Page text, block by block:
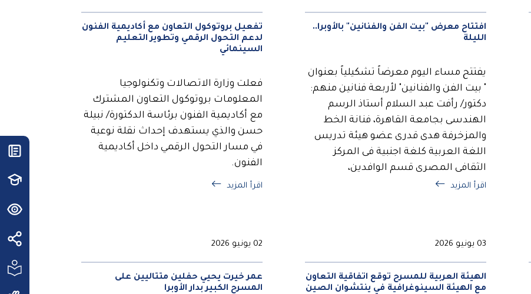
افتتاح معرض "بيت الفن والفنانين" بالأوبرا..
الليلة
يفتتح مساء اليوم معرضاً تشكيلياً بعنوان
" بيت الفن والفنانين" لأربعة فنانين منهم:
دكتور/ رأفت عبد السلام أستاذ الرسم
الهندسى بجامعة القاهرة، فنانة الخط
والمزخرفة هدى قدرى عضو هيئة تدريس
اللغة العربية كلغة اجنبية فى المركز
الثقافى المصرى قسم الوافدين،
اقرأ المزيد
تفعيل بروتوكول التعاون مع أكاديمية الفنون
لدعم التحول الرقمي وتطوير التعليم
السينمائي
فعلت وزارة الاتصالات وتكنولوجيا
المعلومات بروتوكول التعاون المشترك
مع أكاديمية الفنون برئاسة الدكتورة/ نبيلة
حسن والذي يستهدف إحداث نقلة نوعية
في مسار التحول الرقمي داخل أكاديمية
الفنون.
اقرأ المزيد
03 يونيو 2026
الهيئة العربية للمسرح توقع اتفاقية التعاون
مع الهيئة السينوغرافية في ينتشوان الصين
02 يونيو 2026
عمر خيرت يحيي حفلين متتاليين على
المسرح الكبير بدار الأوبرا